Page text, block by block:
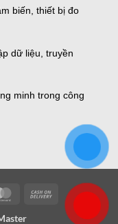
biến, thiết bị đo
dữ liệu, truyền
minh trong công
MasterCardCash
On